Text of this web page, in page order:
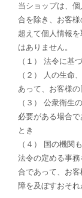
当ショップは、
合を除き、お客
超えて個人情報
はありません。
（１） 法令に基
（２） 人の生命
あって、お客様
（３） 公衆衛生
必要がある場合
とき
（４） 国の機関
法令の定める事
合であって、お
障を及ぼすおそれ